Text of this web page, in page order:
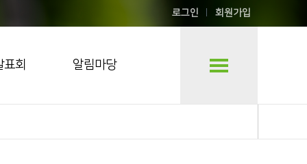
로그인 회원가입
회 알림마당